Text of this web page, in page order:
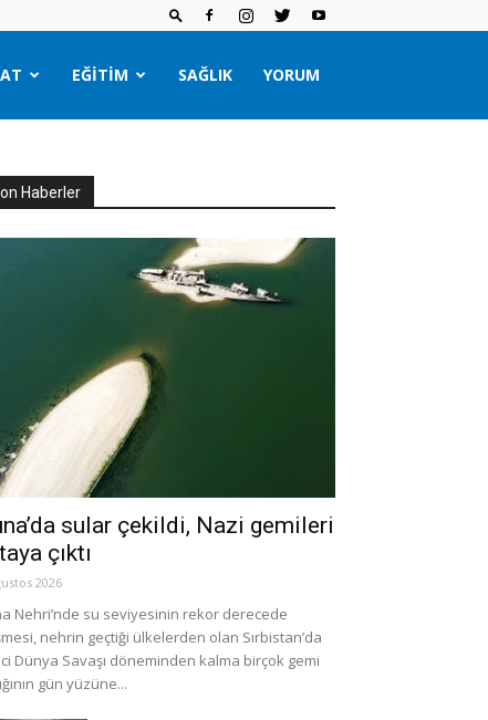
EĞITIM SAĞLIK YORUM
Haberler
sular çekildi, Nazi gemileri
çıktı
2026
Nehri’nde su seviyesinin rekor derecede
nehrin geçtiği ülkelerden olan Sırbistan’da
Dünya Savaşı döneminden kalma birçok gemi
gün yüzüne...